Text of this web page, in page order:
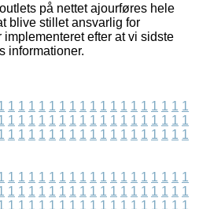
på nettet ajourføres hele
blive stillet ansvarlig for
efter at vi sidste
informationer.
1 1 1 1 1 1 1 1 1 1 1 1 1 1 1 1 1 1
1 1 1 1 1 1 1 1 1 1 1 1 1 1 1 1 1 1
1 1 1 1 1 1 1 1 1 1 1 1 1 1 1 1 1 1
1 1 1 1 1 1 1 1 1 1 1 1 1 1 1 1 1 1
1 1 1 1 1 1 1 1 1 1 1 1 1 1 1 1 1 1
1 1 1 1 1 1 1 1 1 1 1 1 1 1 1 1 1 1